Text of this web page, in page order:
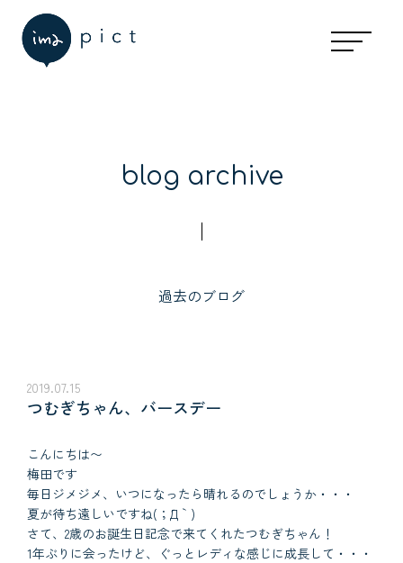
blog archive
過去のブログ
2019.07.15
つむぎちゃん、バースデー
こんにちは〜
梅田です
毎日ジメジメ、いつになったら晴れるのでしょうか・・・
夏が待ち遠しいですね(；´Д｀)
さて、2歳のお誕生日記念で来てくれたつむぎちゃん！
1年ぶりに会ったけど、ぐっとレディな感じに成長して・・・